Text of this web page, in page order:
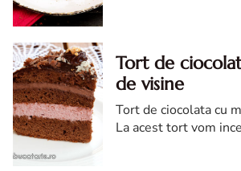
Tort de
de visine
Tort de ciocolata cu
La acest tort vom